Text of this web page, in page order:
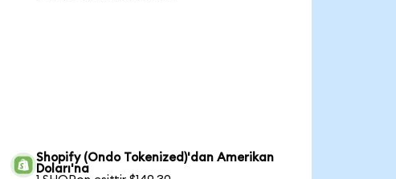
Shopify (Ondo Tokenized)'dan Amerikan
Doları'na